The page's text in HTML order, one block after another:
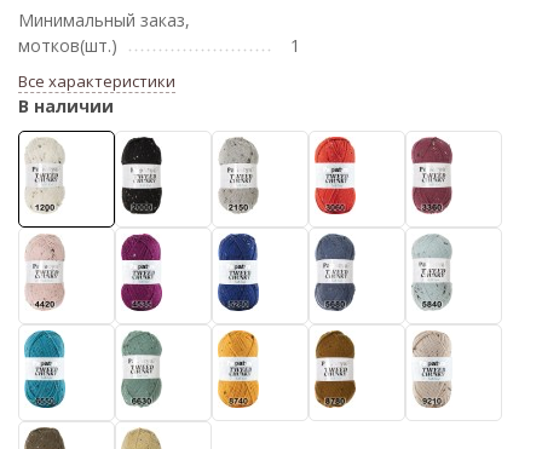
Минимальный заказ,
мотков(шт.)
1
Все характеристики
В наличии